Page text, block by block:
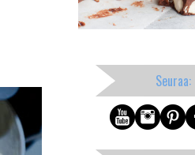
Seuraa: